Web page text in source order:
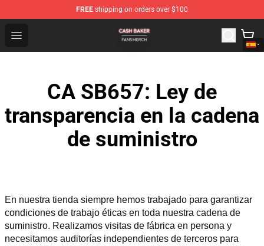
FREE shipping on orders over $100
Open menu
Cash Baker Shop - Official Cash Baker Merchandise
CA SB657: Ley de
transparencia en la cadena
de suministro
En nuestra tienda siempre hemos trabajado para garantizar
condiciones de trabajo éticas en toda nuestra cadena de
suministro. Realizamos visitas de fábrica en persona y
necesitamos auditorías independientes de terceros para